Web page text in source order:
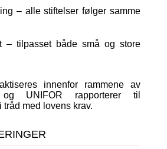
– alle stiftelser følger samme
– tilpasset både små og store
innenfor rammene av
UNIFOR rapporterer til
i tråd med lovens krav.